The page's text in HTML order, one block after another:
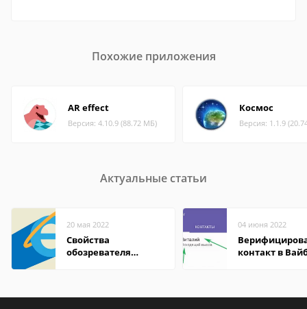
Похожие приложения
AR effect
Версия: 4.10.9 (88.72 МБ)
Космос
Версия: 1.1.9
Актуальные статьи
20 мая 2022
Свойства
обозревателя
04 июня 2022
контакт в